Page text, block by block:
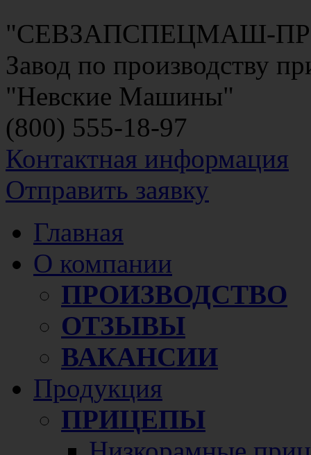
"СЕВЗАПСПЕЦМАШ-
Завод по производству
"Невские Машины"
(800) 555-18-97
Контактная информация
Отправить заявку
Главная
О компании
ПРОИЗВОДСТВО
ОТЗЫВЫ
ВАКАНСИИ
Продукция
ПРИЦЕПЫ